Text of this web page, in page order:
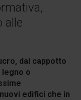
alle
dal cappotto
o
edifici che in